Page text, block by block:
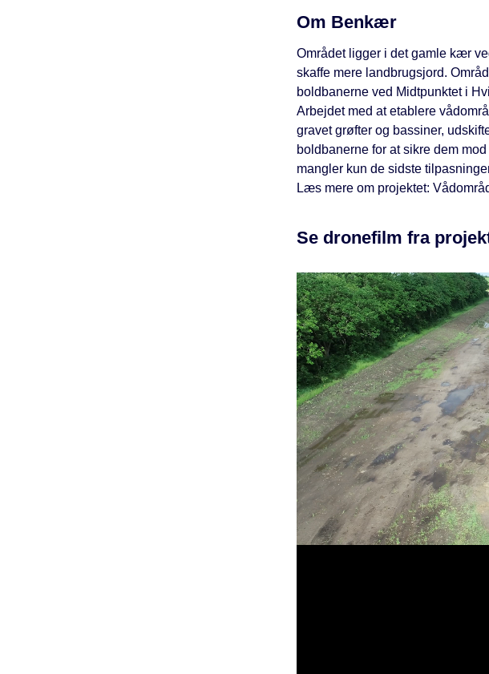
Om Benkær
Området ligger i det gamle kær
skaffe mere landbrugsjord.
boldbanerne ved Midtpunktet i
Arbejdet med at etablere
gravet grøfter og bassiner,
boldbanerne for at sikre dem
mangler kun de sidste
Læs mere om projektet:
Se dronefilm fra